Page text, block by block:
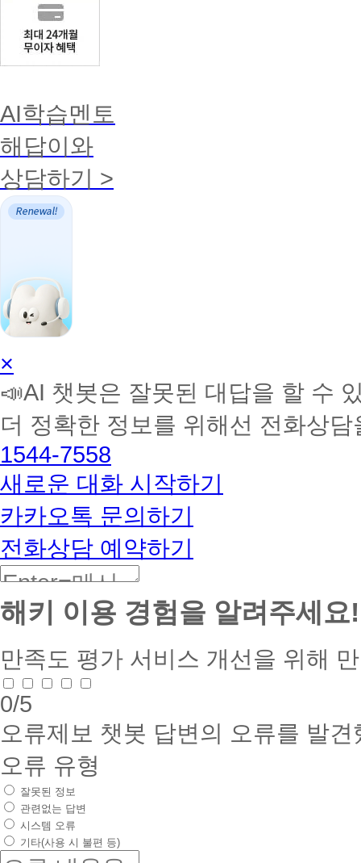
AI학습멘토
해답이와
상담하기 >
AI
학
습
토
커
BETA
×
📣AI 챗봇은 잘못된 대답을 할 수
더 정확한 정보를 위해선 전화상
1544-7558
새로운 대화 시작하기
카카오톡 문의하기
전화상담 예약하기
해키 이용 경험을 알려주세요!
만족도 평가 서비스 개선을 위해
0/5
오류제보 챗봇 답변의 오류를 발
오류 유형
잘못된 정보
관련없는 답변
시스템 오류
기타(사용 시 불편 등)